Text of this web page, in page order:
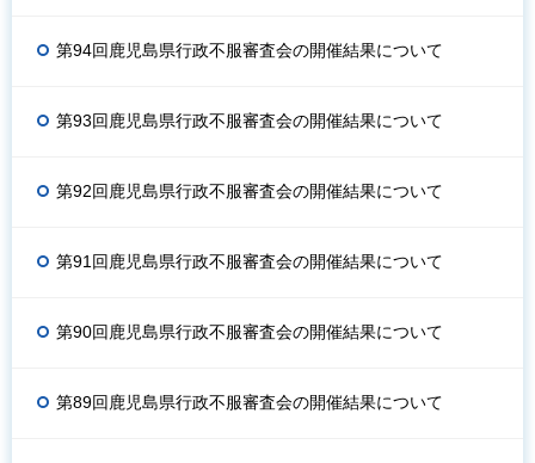
第94回鹿児島県行政不服審査会の開催結果について
第93回鹿児島県行政不服審査会の開催結果について
第92回鹿児島県行政不服審査会の開催結果について
第91回鹿児島県行政不服審査会の開催結果について
第90回鹿児島県行政不服審査会の開催結果について
第89回鹿児島県行政不服審査会の開催結果について